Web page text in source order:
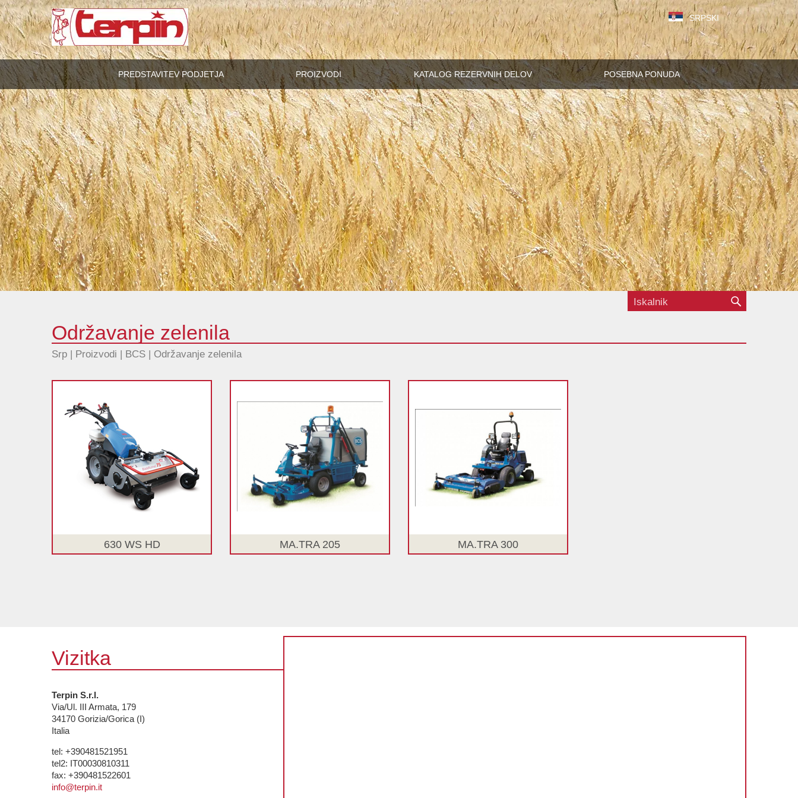
PREDSTAVITEV PODJETJA PROIZVODI KATALOG REZERVNIH DELOV POSEBNA PONUDA
SRPSKI
Održavanje zelenila
Srp | Proizvodi | BCS | Održavanje zelenila
630 WS HD MA.TRA 205 MA.TRA 300
Vizitka
Terpin S.r.l.
Via/Ul. III Armata, 179
34170 Gorizia/Gorica (I)
Italia
tel: +390481521951
tel2: IT00030810311
fax: +390481522601
info@terpin.it